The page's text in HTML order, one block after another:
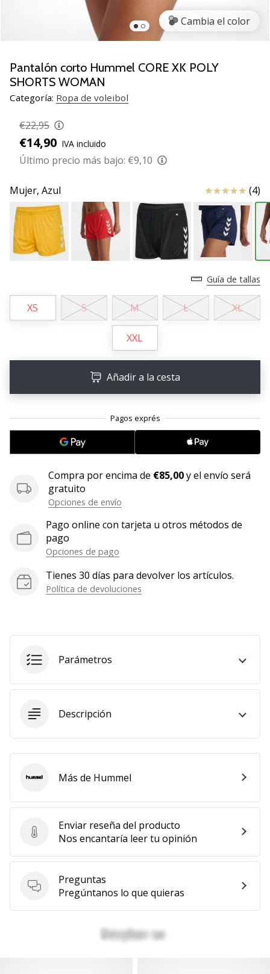
Navidad
para
jugadores
de
¡Nuestros
consejos
te
ayudarán
elegir
el
regalo
perfecto!
Encuentra…
2 min. de lectura
embajador
Weplayvolleyball!
¿Te
nuestro
Mostrar
los
artículos
Cambia el color
Pantalón corto Hummel CORE XK POLY
SHORTS WOMAN
Categoría: Ropa de voleibol
€22,95
€14,90 IVA incluido
Último precio más bajo: €9,10
Mujer, Azul Reseña (4)
Guía de tallas
XS S M L XL
XXL
Añadir a la cesta
Compra por encima de €85,00y el envío será
gratuito
Opciones de envío
Pago online con tarjeta u otros métodos de
pago
Opciones de pago
Tienes 30 días para devolver los artículos.
Política de devoluciones
Parámetros
Descripción
Enviar reseña del producto
Enviar reseña del producto
Nos encantaría leer tu opinión
Preguntas
Preguntas
Pregúntanos lo que quieras
HummelMás de Hummel